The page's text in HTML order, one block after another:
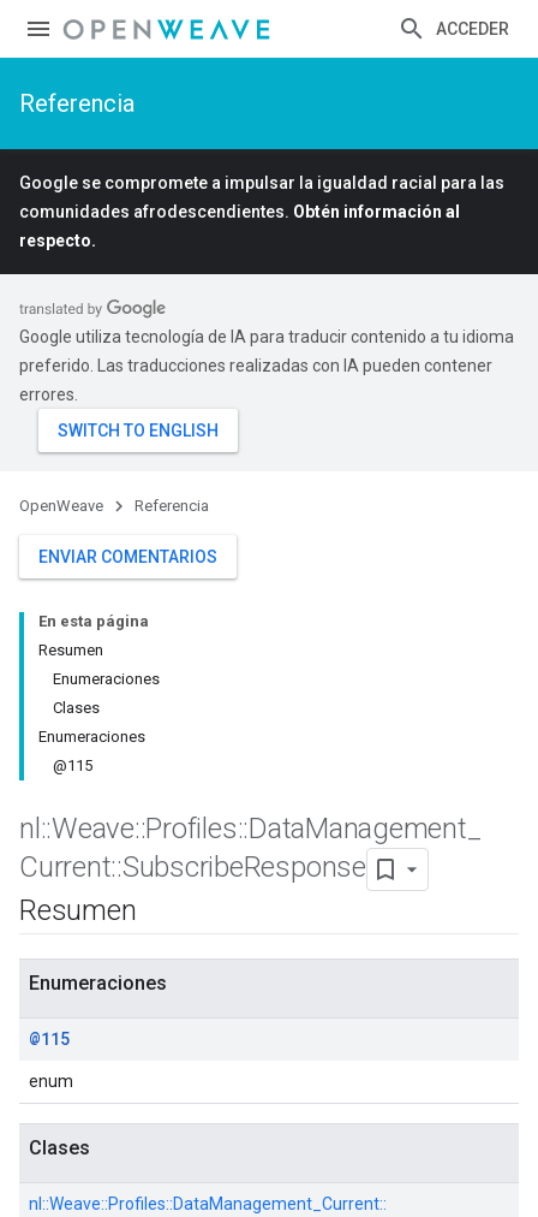
ACCEDER
Referencia
Google se compromete a impulsar la igualdad racial para las
comunidades afrodescendientes. Obtén información al
respecto.
Google utiliza tecnología de IA para traducir contenido a tu idioma
preferido. Las traducciones realizadas con IA pueden contener
errores.
OpenWeave Referencia
ENVIAR COMENTARIOS
En esta página
Resumen
Enumeraciones
Clases
Enumeraciones
@115
nl ::Weave::Profiles::DataManagement
Current::SubscribeResponse
Resumen
Enumeraciones
@115
enum
Clases
nl::Weave::Profiles::DataManagement_Current::